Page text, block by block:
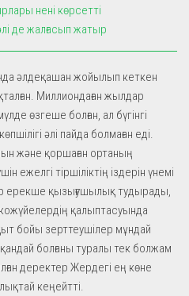
нені көрсетті
де жалғасып жатыр
әлдеқашан жойылып кеткен
Миллиондаған жылдар
өзгеше болған, ал бүгінгі
әлі пайда болмаған еді.
және қоршаған ортаның
ежелгі тіршіліктің іздерін үнемі
ерекше қызығушылық тудырады,
қалыптасуында
бойы зерттеушілер мұндай
болғаны туралы тек болжам
деректер Жердегі ең көне
кеңейтті.